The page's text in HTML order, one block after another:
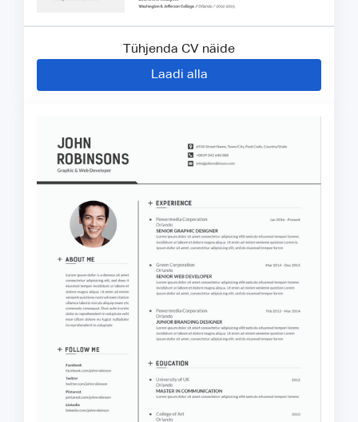
Tühjenda CV näide
Laadi alla